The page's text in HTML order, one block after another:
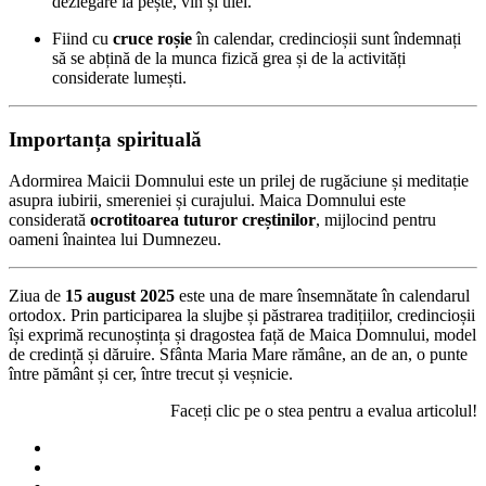
Fiind cu cruce roșieîn calendar, credincioșii sunt îndemnați
să se abțină de la munca fizică grea și de la activități
considerate lumești.
Importanța spirituală
Adormirea Maicii Domnului este un prilej de rugăciune și meditație
asupra iubirii, smereniei și curajului. Maica Domnului este
considerată ocrotitoarea tuturor creștinilor, mijlocind pentru
oameni înaintea lui Dumnezeu.
Ziua de 15 august 2025 este una de mare însemnătate în calendarul
ortodox. Prin participarea la slujbe și păstrarea tradițiilor, credincioșii
își exprimă recunoștința și dragostea față de Maica Domnului, model
de credință și dăruire. Sfânta Maria Mare rămâne, an de an, o punte
între pământ și cer, între trecut și veșnicie.
Faceți clic pe o stea pentru a evalua articolul!